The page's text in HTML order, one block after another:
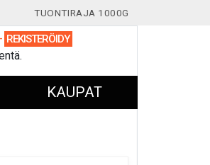
TUONTIRAJA 1000G
REKISTERÖIDY
KAUPAT